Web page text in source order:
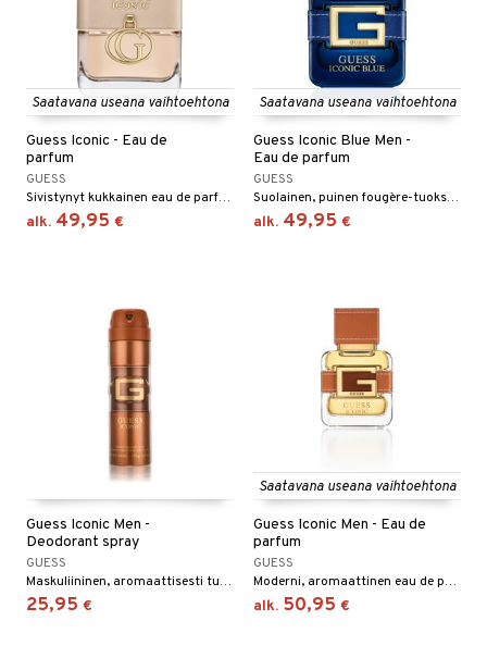
Saatavana useana vaihtoehtona
Guess Iconic - Eau de
parfum
GUESS
Sivistynyt kukkainen eau de parfum Guessiltä
alk. 49,95 €
Saatavana useana vaihtoehtona
Guess Iconic Blue Men -
Eau de parfum
GUESS
Suolainen, puinen fougère-tuoksu Guessilta.
alk. 49,95 €
Guess Iconic Men -
Deodorant spray
GUESS
Maskuliininen, aromaattisesti tuoksuva deodoranttisuihke Guessilta.
25,95 €
Saatavana useana vaihtoehtona
Guess Iconic Men - Eau de
parfum
GUESS
Moderni, aromaattinen eau de parfum Guessilta.
alk. 50,95 €